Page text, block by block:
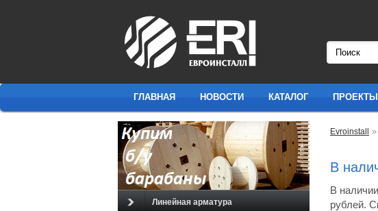
ГЛАВНАЯ НОВОСТИ КАТАЛОГ ПРОЕКТЫ
Evroinstall »
В
В
рублей.
Линейная арматура